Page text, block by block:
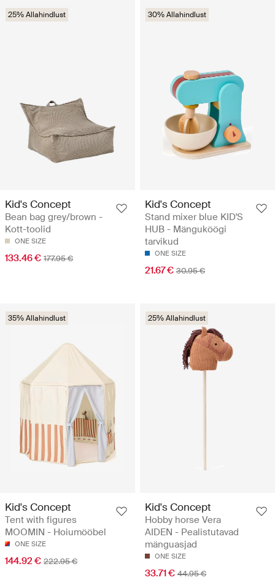
25% Allahindlust
Kid's Concept
Bean bag grey/brown -
Kott-toolid
ONE SIZE
133.46 € 177.95 €
30% Allahindlust
Kid's Concept
Stand mixer blue KID'S
HUB - Mänguköögi
tarvikud
ONE SIZE
21.67 € 30.95 €
35% Allahindlust
Kid's Concept
Tent with figures
MOOMIN - Hoiumööbel
ONE SIZE
144.92 € 222.95 €
25% Allahindlust
Kid's Concept
Hobby horse Vera
AIDEN - Pealistutavad
mänguasjad
ONE SIZE
33.71 € 44.95 €